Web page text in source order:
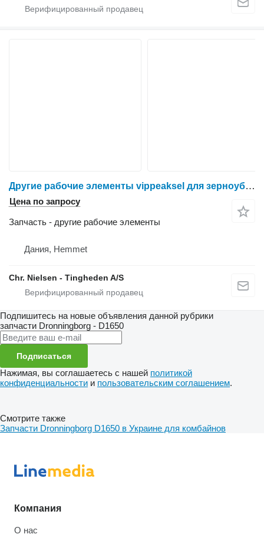
Другие рабочие элементы vippeaksel для зерноуборочного комбайна Dronningborg D1650
Цена по запросу
Запчасть - другие рабочие элементы
Дания, Hemmet
Chr. Nielsen - Tingheden A/S
Подпишитесь на новые объявления данной рубрики
запчасти Dronningborg - D1650
Подписаться
Нажимая, вы соглашаетесь с нашей политикой
конфиденциальности и пользовательским соглашением.
Смотрите также
Запчасти Dronningborg D1650 в Украине для комбайнов
Компания
О нас